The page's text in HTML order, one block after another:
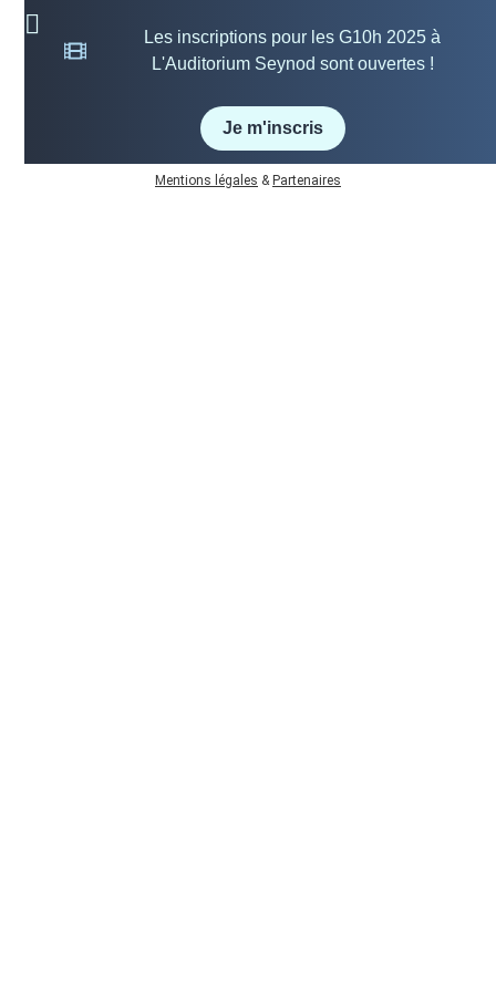
Les inscriptions pour les G10h 2025 à
L'Auditorium Seynod sont ouvertes !
Je m'inscris
conctact@gcine.fr
© Gciné, 2022-2024 – Webdesign: Clotilde Sarradin – Développement web:
– Tous droits réservés
Mentions légales & Partenaires